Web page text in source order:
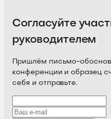
Согласуйте
руководителем
Пришлём письмо-
конференции и образец
себя и отправьте.